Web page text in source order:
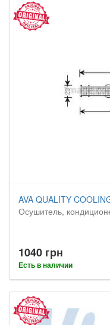
AVA QUALITY
Осушитель,
1040 грн
Есть в наличии